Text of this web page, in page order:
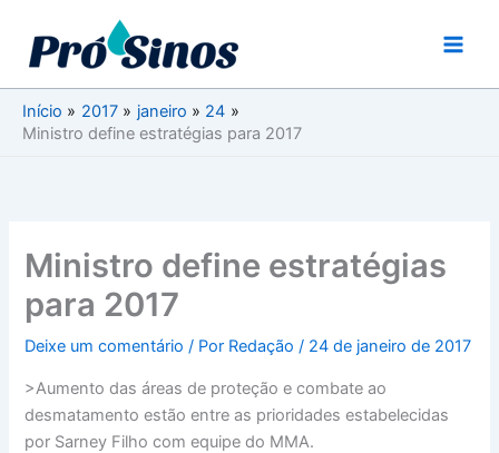
conteúdo
Início
2017 janeiro
24
Ministro define estratégias para 2017
Ministro define estratégias
para 2017
Deixe um comentário / Por Redação/ 24 de janeiro de 2017
>Aumento das áreas de proteção e combate ao
desmatamento estão entre as prioridades estabelecidas
por Sarney Filho com equipe do MMA.